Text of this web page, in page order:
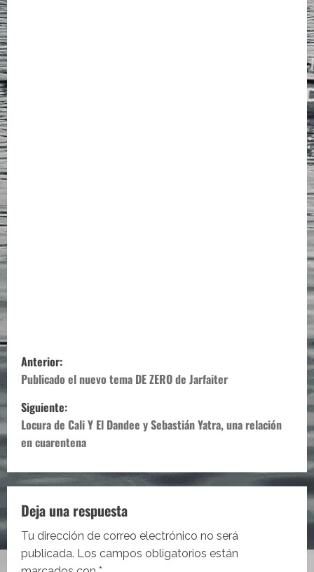
N
a
v
e
g
a
c
i
Anterior:
Publicado el nuevo tema DE ZERO de Jarfaiter
Siguiente:
Locura de Cali Y El Dandee y Sebastián Yatra, una relación
en cuarentena
Deja una respuesta
Tu dirección de correo electrónico no será
publicada. Los campos obligatorios están